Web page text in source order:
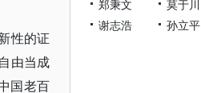
性的证
由当成
国老百
郑秉文
莫于川
谢志浩
孙立平